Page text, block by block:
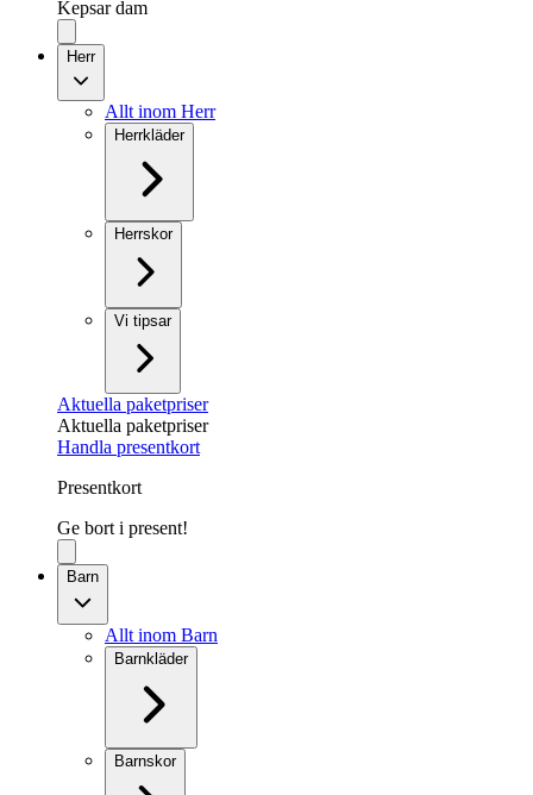
Kepsar dam
Herr
Allt inom Herr
Herrkläder
Herrskor
Vi tipsar
Aktuella paketpriser
Aktuella paketpriser
Handla presentkort
Presentkort
Ge bort i present!
Barn
Allt inom Barn
Barnkläder
Barnskor